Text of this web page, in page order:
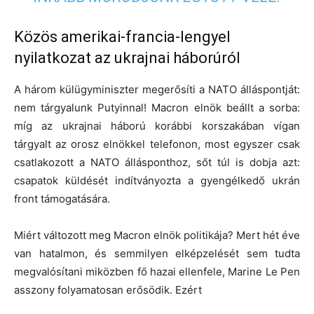
Közös amerikai-francia-lengyel
nyilatkozat az ukrajnai háborúról
A három külügyminiszter megerősíti a NATO álláspontját:
nem tárgyalunk Putyinnal! Macron elnök beállt a sorba:
míg az ukrajnai háború korábbi korszakában vígan
tárgyalt az orosz elnökkel telefonon, most egyszer csak
csatlakozott a NATO állásponthoz, sőt túl is dobja azt:
csapatok küldését indítványozta a gyengélkedő ukrán
front támogatására.
Miért változott meg Macron elnök politikája? Mert hét éve
van hatalmon, és semmilyen elképzelését sem tudta
megvalósítani miközben fő hazai ellenfele, Marine Le Pen
asszony folyamatosan erősödik. Ezért